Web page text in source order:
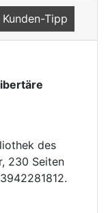
Kunden-Tipp
des
230 Seiten